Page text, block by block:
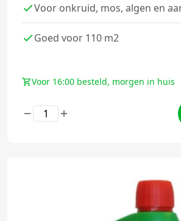
Voor onkruid, mos, algen en
Goed voor 110 m2
Voor 16:00 besteld, morgen in huis